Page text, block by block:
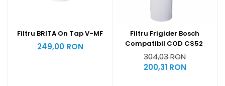
Filtru BRITA On Tap V-MF
249,00 RON
Filtru Frigider Bosch
Compatibil COD CS52
304,03 RON
200,31 RON